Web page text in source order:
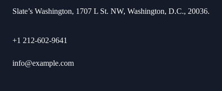
Slate’s Washington, 1707 L St. NW, Washington, D.C., 20036.
+1 212-602-9641
info@example.com